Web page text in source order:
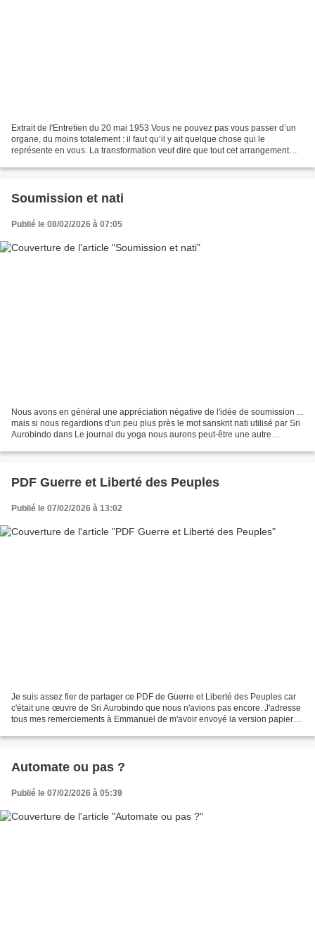
Extrait de l'Entretien du 20 mai 1953 Vous ne pouvez pas vous passer d’un
organe, du moins totalement : il faut qu’il y ait quelque chose qui le
représente en vous. La transformation veut dire que tout cet arrangement
Soumission et nati
Publié le 08/02/2026 à 07:05
Nous avons en général une appréciation négative de l'idée de soumission ...
mais si nous regardions d'un peu plus près le mot sanskrit nati utilisé par Sri
Aurobindo dans Le journal du yoga nous aurons peut-être une autre
PDF Guerre et Liberté des Peuples
Publié le 07/02/2026 à 13:02
Je suis assez fier de partager ce PDF de Guerre et Liberté des Peuples car
c'était une œuvre de Sri Aurobindo que nous n'avions pas encore. J'adresse
tous mes remerciements à Emmanuel de m'avoir envoyé la version papier
Automate ou pas ?
Publié le 07/02/2026 à 05:39